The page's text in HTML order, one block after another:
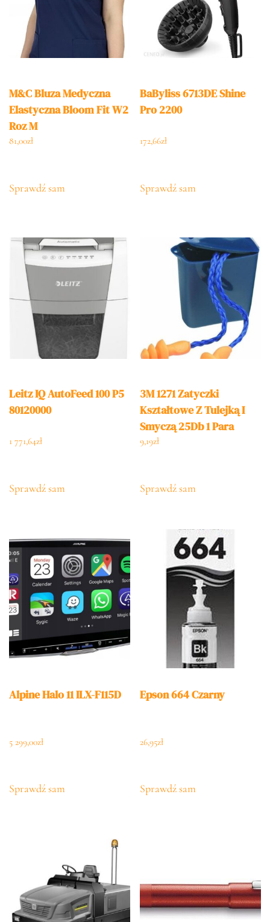
M&C Bluza Medyczna
Elastyczna Bloom Fit W2
Roz M
81,00zł
Sprawdź sam
BaByliss 6713DE Shine
Pro 2200
172,66zł
Sprawdź sam
Leitz IQ AutoFeed 100 P5
80120000
1 771,64zł
Sprawdź sam
3M 1271 Zatyczki
Kształtowe Z Tulejką I
Smyczą 25Db 1 Para
9,19zł
Sprawdź sam
Alpine Halo 11 ILX-F115D
5 299,00zł
Sprawdź sam
Epson 664 Czarny
26,95zł
Sprawdź sam